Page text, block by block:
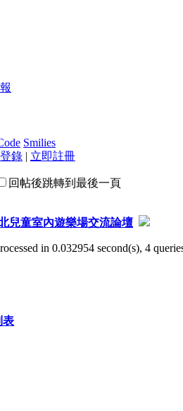
Smilies
登錄 | 立即註冊
回帖後跳轉到最後一頁
兒童室內遊樂場交流論壇
in 0.032954 second(s), 4
表